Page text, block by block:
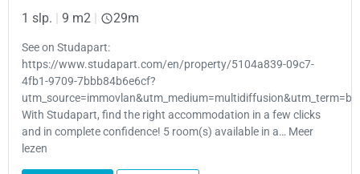
1 slp. | 9 m2 | 29m
See on Studapart:
https://www.studapart.com/en/property/5104a839-09c7-
4fb1-9709-7bbb84b6e6cf?
With Studapart, find the right accommodation in a few clicks
and in complete confidence! 5 room(s) available in a… Meer
lezen